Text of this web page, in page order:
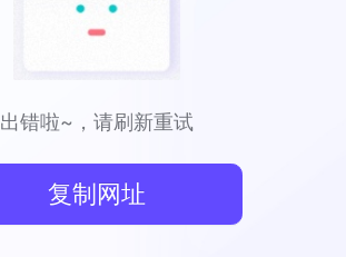
出错啦~，请刷新重试
复制网址